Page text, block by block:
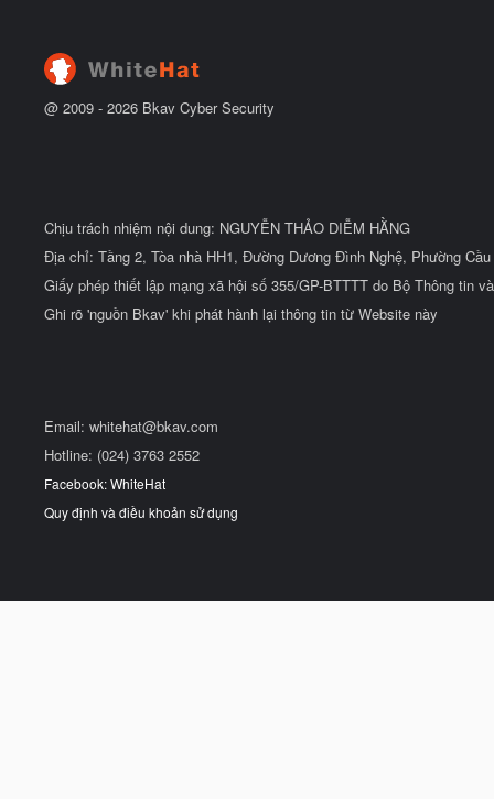
@ 2009 - 2026 Bkav Cyber Security
Chịu trách nhiệm nội dung: NGUYỄN THẢO DIỄM HẰNG
Địa chỉ: Tầng 2, Tòa nhà HH1, Đường Dương Đình Nghệ, Phường
Giấy phép thiết lập mạng xã hội số 355/GP-BTTTT do Bộ Thông tin
Ghi rõ 'nguồn Bkav' khi phát hành lại thông tin từ Website này
Email: whitehat@bkav.com
Hotline: (024) 3763 2552
Facebook: WhiteHat
Quy định và điều khoản sử dụng